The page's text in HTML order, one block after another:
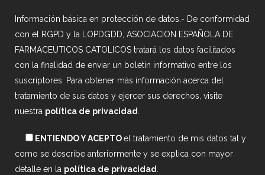
Información básica en protección de datos.- De conformidad
con el RGPD y la LOPDGDD, ASOCIACION ESPAÑOLA DE
FARMACEUTICOS CATOLICOS tratará los datos facilitados
con la finalidad de enviar un boletín informativo entre los
suscriptores. Para obtener más información acerca del
tratamiento de sus datos y ejercer sus derechos, visite
nuestra política de privacidad
ENTIENDO Y ACEPTOel tratamiento de mis datos tal y
como se describe anteriormente y se explica con mayor
detalle en la política de privacidad